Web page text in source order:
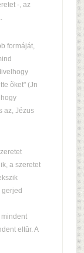
-, az
formáját,
õket" (Jn
az, Jézus
a szeretet
eltûr. A